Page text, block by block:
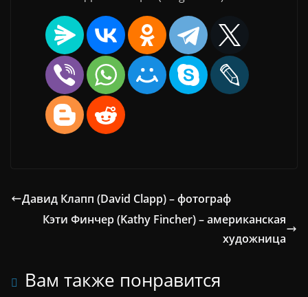
Давид Клапп (David Clapp) – фотограф
Кэти Финчер (Kathy Fincher) – американская
художница
Вам также понравится